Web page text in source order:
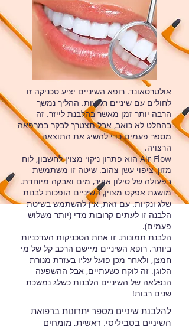
אולטרסאונד. רופא השיניים יציע טכניקה זו
לחולים עם שיניים רגישות. ההליך נמשך
הרבה יותר זמן מאשר בהלבנת לייזר. זה
בהחלט לא כואב, אבל תצטרך לבקר במרפאה
מספר פעמים כדי להשיג את התוצאה
הרצויה.
Air Flow הוא פתרון ניקוי מצוין לחשבון, לוח
מזון, ציפוי עשן צהוב. שיטה זו משתמשת
בפעולה של סילון אוויר, מים ואבקה מיוחדת.
מושגת אפקט מצוין, השיניים הופכות לבנות
שלג ונקיות. עם זאת, אין להשתמש בשיטת
הלבנה זו לעתים קרובות מדי (יותר משלוש
פעמים).
הלבנת תמונות. זו אחת הטכניקות העדכניות
ביותר. רופא השיניים מיישם הרכב קל של מי
חמצן, ולאחר מכן פועל עליו בעזרת מנורת
הלוגן. זה לוקח כשעתיים, אבל ההשפעה
הנפלאה של השיניים הלבנות כשלג נמשכת
שנים רבות!
להלבנת שיניים מספר יתרונות ברפואת
השיניים בטביליסי. ראשית, מומחים